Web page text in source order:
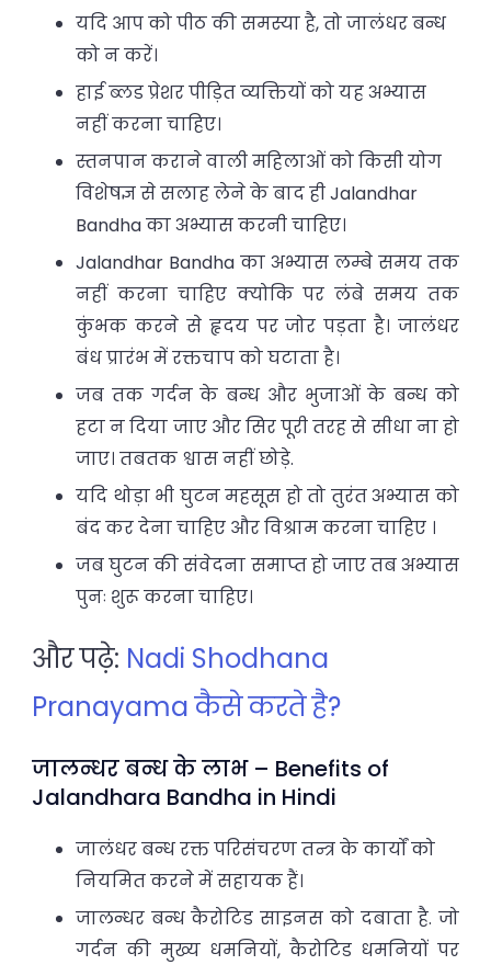
यदि आप को पीठ की समस्या है, तो जालंधर बन्ध
को न करें।
हाई ब्लड प्रेशर पीड़ित व्यक्तियों को यह अभ्यास
नहीं करना चाहिए।
स्तनपान कराने वाली महिलाओं को किसी योग
विशेषज्ञ से सलाह लेने के बाद ही Jalandhar
Bandha का अभ्यास करनी चाहिए।
Jalandhar Bandha का अभ्यास लम्बे समय तक
नहीं करना चाहिए क्योकि पर लंबे समय तक
कुंभक करने से हृदय पर जोर पड़ता है। जालंधर
बंध प्रारंभ में रक्तचाप को घटाता है।
जब तक गर्दन के बन्ध और भुजाओं के बन्ध को
हटा न दिया जाए और सिर पूरी तरह से सीधा ना हो
जाए। तबतक श्वास नहीं छोड़े.
यदि थोड़ा भी घुटन महसूस हो तो तुरंत अभ्यास को
बंद कर देना चाहिए और विश्राम करना चाहिए ।
जब घुटन की संवेदना समाप्त हो जाए तब अभ्यास
पुनः शुरू करना चाहिए।
और पढ़े: Nadi Shodhana
Pranayama कैसे करते है?
जालन्धर बन्ध के लाभ – Benefits of
Jalandhara Bandha in Hindi
जालंधर बन्ध रक्त परिसंचरण तन्त्र के कार्यों को
नियमित करने में सहायक हैं।
जालन्धर बन्ध कैरोटिड साइनस को दबाता है. जो
गर्दन की मुख्य धमनियों, कैरोटिड धमनियों पर